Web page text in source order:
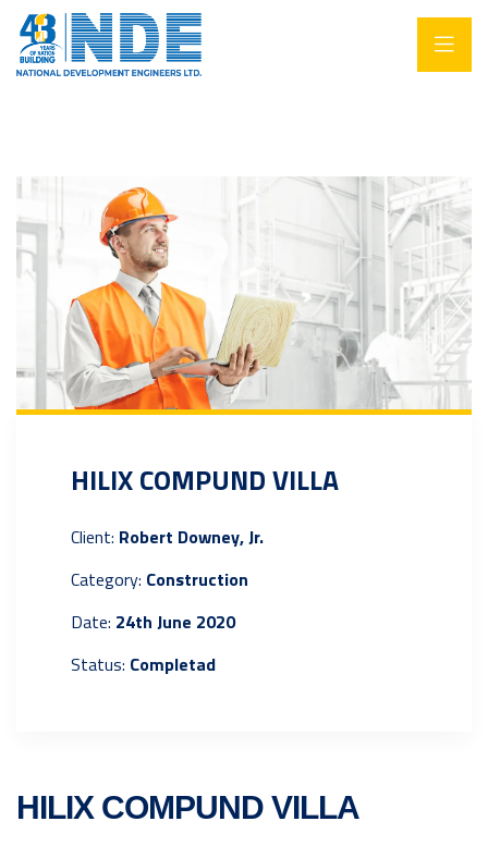
HILIX COMPUND VILLA
Client: Robert Downey, Jr.
Category: Construction
Date: 24th June 2020
Status: Completad
HILIX COMPUND VILLA